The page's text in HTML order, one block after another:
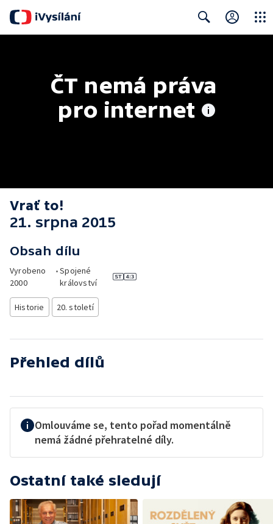
ČT nemá práva
pro internet
Vrať to!
21. srpna 2015
Obsah dílu
Vyrobeno
2000
•Spojené
království
Historie 20. století
Přehled dílů
Omlouváme se, tento pořad momentálně
nemá žádné přehratelné díly.
Ostatní také sledují